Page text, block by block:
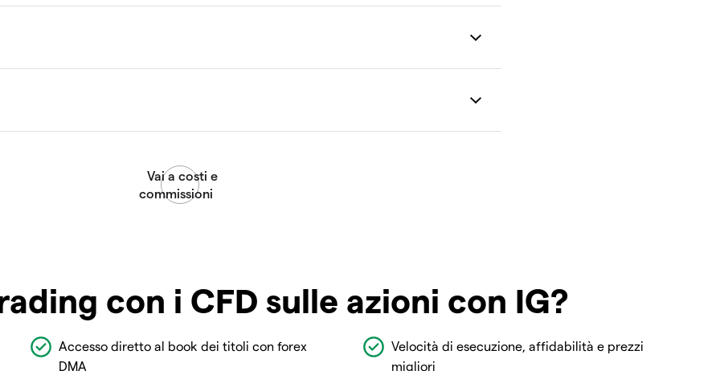
con i CFD sulle azioni con IG?
Accesso diretto al book dei titoli con forex
DMA
Velocità di esecuzione, affidabilità e prezzi
migliori